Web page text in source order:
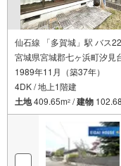
2.＜経験豊富なスタッフ＞
当社では【購入】【売却】
様々なご質問はもちろん、
ても、誠心誠意ご説明させ
各店舗ではキッズスペース
ださい。
営業時間:10:00～18:00（定
現地のご案内も可能ですの
仙石線 「多賀城」駅 バス
宮城県宮城郡七ヶ浜町汐見
1989年11月（築37年）
4DK / 地上1階建
土地409.65m2 /建物